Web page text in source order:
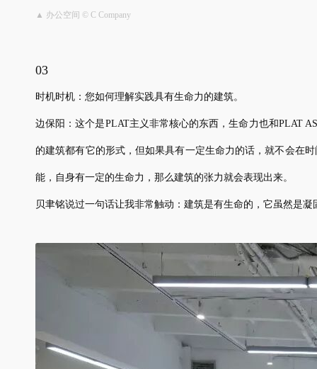
▲ 办公空间 © C Company
03
时机时机：您如何理解实践具有生命力的建筑。
边保阳：这个是PLAT主义非常核心的东西，生命力也和PLAT
的建筑都有它的形式，但如果具有一定生命力的话，就不会在
能，自身有一定的生命力，那么建筑的张力就会表现出来。
贝聿铭说过一句话让我非常触动：建筑是有生命的，它虽然是